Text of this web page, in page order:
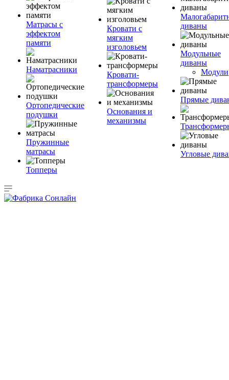
Матрасы с
эффектом
памяти
Наматрасники
Ортопедические
подушки
Пружинные
матрасы
Топперы
Кровати с
мягким
изголовьем
Кровати-
трансформеры
Основания и
механизмы
диваны
Модульные
диваны
Модули
Прямые
Угловые